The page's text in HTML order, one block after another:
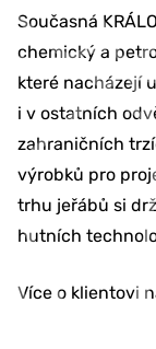
Současná
chemický a
které nacházejí
i v ostatních
zahraničních
výrobků pro
trhu jeřábů si
hutních
Více o klientovi